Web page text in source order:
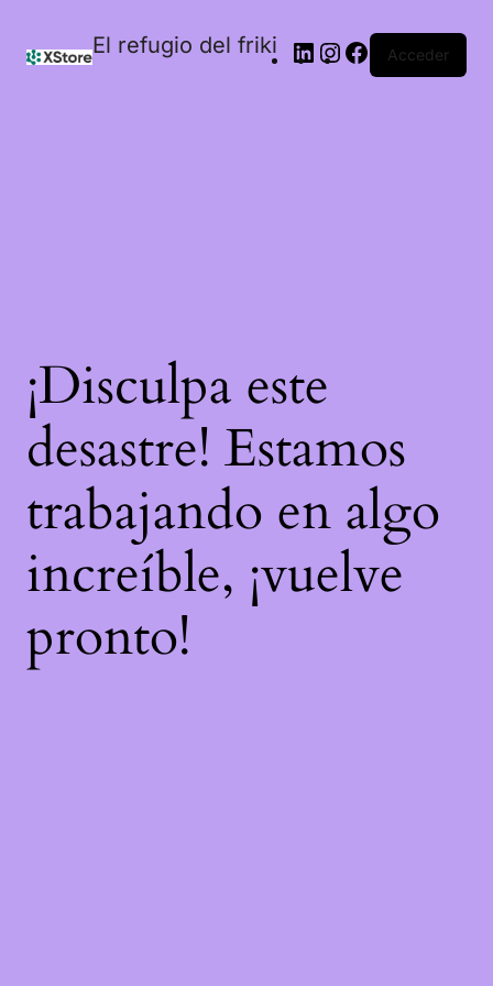
El refugio del friki Acceder
¡Disculpa este
desastre! Estamos
trabajando en algo
increíble, ¡vuelve
pronto!